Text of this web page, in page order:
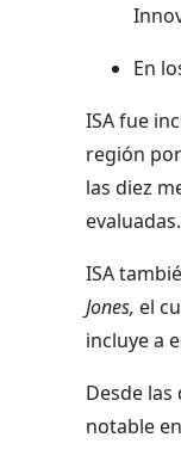
En
ISA fue
región
las diez
evaluadas.
ISA
Jones, el
incluye a
Desde
notable